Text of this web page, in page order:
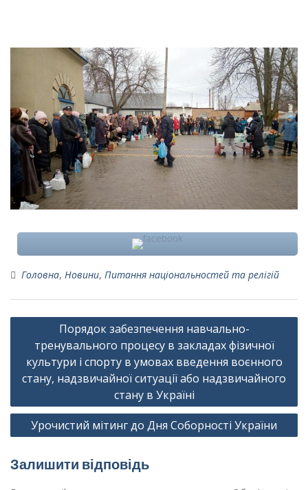
Головна, Новини, Питання національностей та релігій
Навігація
записів
Порядок забезпечення навчально-
тренувального процесу в закладах фізичної
культури і спорту в умовах введення воєнного
стану, надзвичайної ситуації або надзвичайного
стану в Україні
Урочистий мітинг до Дня Соборності України
Залишити відповідь